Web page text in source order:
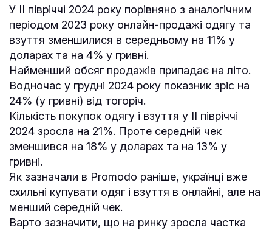
У ІІ півріччі 2024 року порівняно з аналогічним
періодом 2023 року онлайн-продажі одягу та
взуття зменшилися в середньому на 11% у
доларах та на 4% у гривні.
Найменший обсяг продажів припадає на літо.
Водночас у грудні 2024 року показник зріс на
24% (у гривні) від тогоріч.
Кількість покупок одягу і взуття у ІІ півріччі
2024 зросла на 21%. Проте середній чек
зменшився на 18% у доларах та на 13% у
гривні.
Як зазначали в Promodo раніше, українці вже
схильні купувати одяг і взуття в онлайні, але на
менший середній чек.
Варто зазначити, що на ринку зросла частка